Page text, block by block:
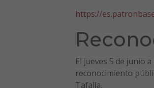
https://
El jueves 5 de junio
reconocimiento
Tafalla.